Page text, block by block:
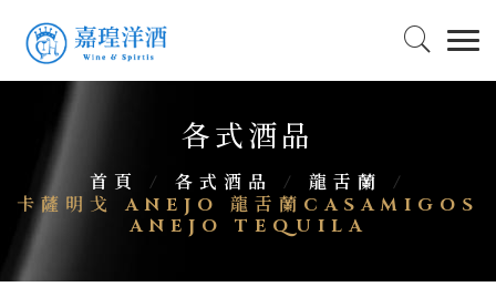
各式酒品
首頁 / 各式酒品 / 龍舌蘭
/
卡薩明戈 ANEJO 龍舌蘭CASAMIGOS
ANEJO TEQUILA